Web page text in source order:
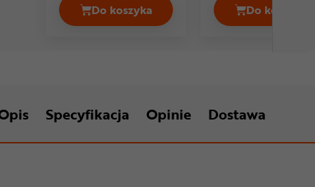
Do koszyka
Kask rowerowy ABUS Smiley Cena
Do koszyka
Kask
Specyfikacja Opinie Dostawa